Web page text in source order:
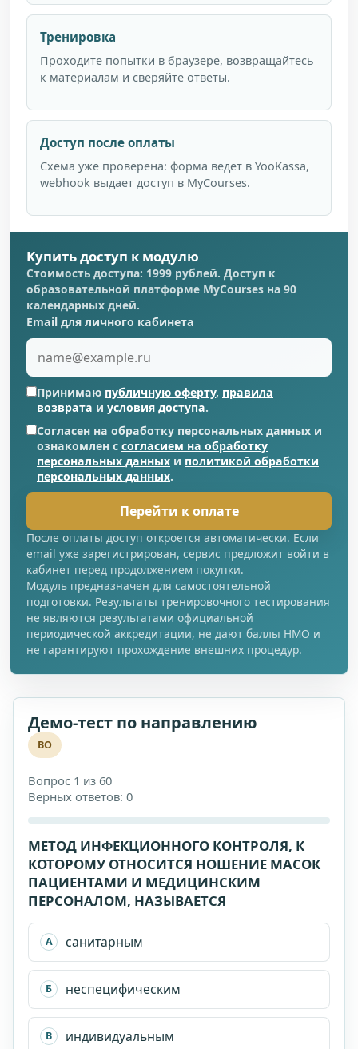
Тренировка
Проходите попытки в браузере, возвращайтесь
к материалам и сверяйте ответы.
Доступ после оплаты
Схема уже проверена: форма ведет в YooKassa,
webhook выдает доступ в MyCourses.
Купить доступ к модулю
Стоимость доступа: 1999 рублей. Доступ к
образовательной платформе MyCourses на 90
календарных дней.
Email для личного кабинета
Принимаю публичную оферту, правила
возврата и условия доступа.
Согласен на обработку персональных данных и
ознакомлен с согласием на обработку
персональных данных и политикой обработки
персональных данных.
Перейти к оплате
После оплаты доступ откроется автоматически. Если
email уже зарегистрирован, сервис предложит войти в
кабинет перед продолжением покупки.
Модуль предназначен для самостоятельной
подготовки. Результаты тренировочного тестирования
не являются результатами официальной
периодической аккредитации, не дают баллы НМО и
не гарантируют прохождение внешних процедур.
Демо-тест по направлению
ВО
Вопрос 1 из 60
Верных ответов: 0
МЕТОД ИНФЕКЦИОННОГО КОНТРОЛЯ, К
КОТОРОМУ ОТНОСИТСЯ НОШЕНИЕ МАСОК
ПАЦИЕНТАМИ И МЕДИЦИНСКИМ
ПЕРСОНАЛОМ, НАЗЫВАЕТСЯ
А санитарным
Б неспецифическим
В индивидуальным